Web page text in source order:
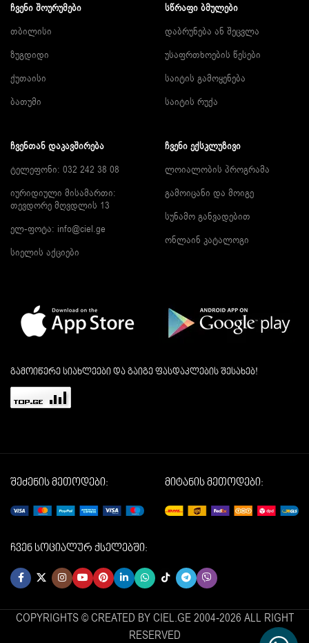
ᲩᲕᲔᲜᲘ ᲨᲝᲣᲠᲣᲛᲔᲑᲘ
თბილისი
ზუგდიდი
ქუთაისი
ბათუმი
ᲡᲬᲠᲐᲤᲘ ᲑᲛᲣᲚᲔᲑᲘ
დაბრუნება ან შეცვლა
უსაფრთხოების წესები
საიტის გამოყენება
საიტის რუქა
ᲩᲕᲔᲜᲗᲐᲜ ᲓᲐᲙᲐᲕᲨᲘᲠᲔᲑᲐ
ტელეფონი: 032 242 38 08
იურიდიული მისამართი:
თევდორე მღვდლის 13
ელ-ფოტა: info@ciel.ge
სიელის აქციები
ᲩᲕᲔᲜᲘ ᲔᲥᲡᲙᲚᲣᲖᲘᲕᲘ
ლოიალობის პროგრამა
გამოიცანი და მოიგე
სუნამო განვადებით
ონლაინ კატალოგი
გამოიწერე სიახლეები და გაიგე ფასდაკლების შესახებ!
შეძენის მეთოდები: მიტანის მეთოდები:
ჩვენ სოციალურ ქსელებში:
COPYRIGHTS © CREATED BY CIEL.GE 2004-2026 ALL RIGHT
RESERVED